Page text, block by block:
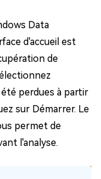
Data
d'accueil est
de
perdues à partir
sur Démarrer. Le
permet de
l'analyse.